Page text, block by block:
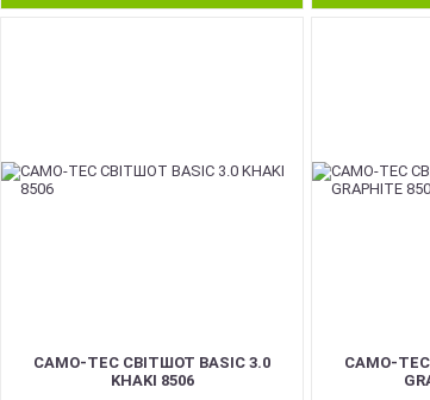
CAMO-TEC СВІТШОТ BASIC 3.0
KHAKI 8506
CAMO-